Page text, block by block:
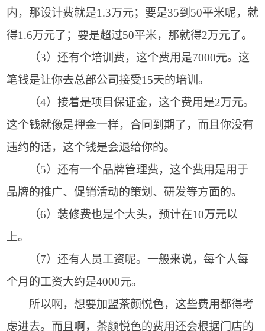
内，那设计费就是1.3万元；要是35到50平米呢，就
得1.6万元了；要是超过50平米，那就得2万元了。
（3）还有个培训费，这个费用是7000元。这
笔钱是让你去总部公司接受15天的培训。
（4）接着是项目保证金，这个费用是2万元。
这个钱就像是押金一样，合同到期了，而且你没有
违约的话，这个钱是会退给你的。
（5）还有一个品牌管理费，这个费用是用于
品牌的推广、促销活动的策划、研发等方面的。
（6）装修费也是个大头，预计在10万元以
上。
（7）还有人员工资呢。一般来说，每个人每
个月的工资大约是4000元。
所以啊，想要加盟茶颜悦色，这些费用都得考
虑进去。而且啊，茶颜悦色的费用还会根据门店的